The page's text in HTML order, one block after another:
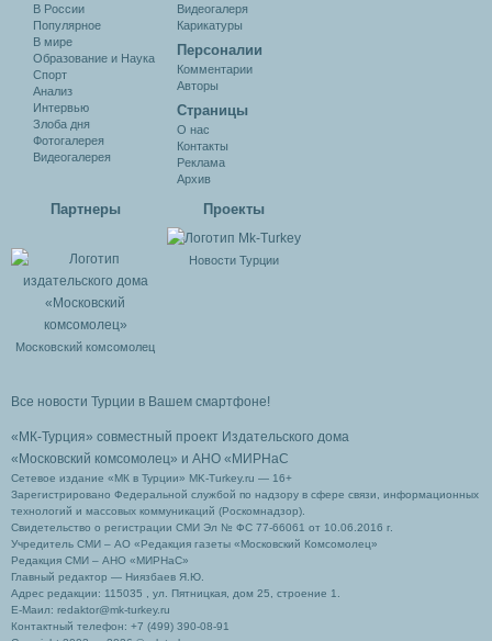
В России
Популярное
В мире
Образование и Наука
Спорт
Анализ
Интервью
Злоба дня
Фотогалерея
Видеогалерея
Видеогалеря
Карикатуры
Персоналии
Комментарии
Авторы
Cтраницы
О нас
Контакты
Реклама
Архив
Партнеры
Московский комсомолец
Проекты
Новости Турции
Все новости Турции в Вашем смартфоне!
«МК-Турция» совместный проект Издательского дома
«Московский комсомолец» и АНО «МИРНаС
Сетевое издание «МК в Турции» MK-Turkey.ru — 16+
Зарегистрировано Федеральной службой по надзору в сфере связи, информационных
технологий и массовых коммуникаций (Роскомнадзор).
Свидетельство о регистрации СМИ Эл № ФС 77-66061 от 10.06.2016 г.
Учредитель СМИ – АО «Редакция газеты «Московский Комсомолец»
Редакция СМИ – АНО «МИРНаС»
Главный редактор — Ниязбаев Я.Ю.
Адрес редакции: 115035 , ул. Пятницкая, дом 25, строение 1.
Е-Маил: redaktor@mk-turkey.ru
Контактный телефон: +7 (499) 390-08-91